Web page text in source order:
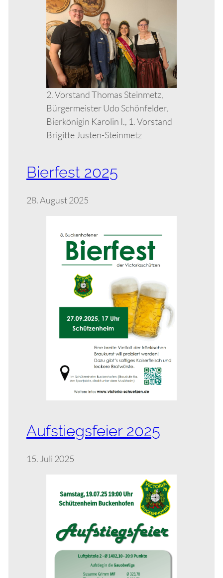
2. Vorstand Thomas Steinmetz,
Bürgermeister Udo Schönfelder,
Bierkönigin Karolin I., 1. Vorstand
Brigitte Justen-Steinmetz
Bierfest 2025
28. August 2025
Aufstiegsfeier 2025
15. Juli 2025